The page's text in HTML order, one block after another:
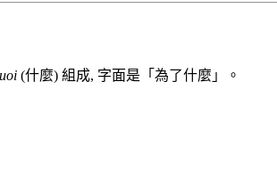
(什麼) 組成, 字面是「為了什麼」。